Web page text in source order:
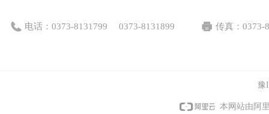
电话： 0373-8131799 0373-8131899 传真： 0373-
豫
本网站由阿